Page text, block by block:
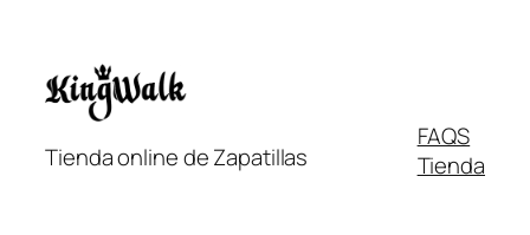
Tienda online de Zapatillas
FAQS
Tienda